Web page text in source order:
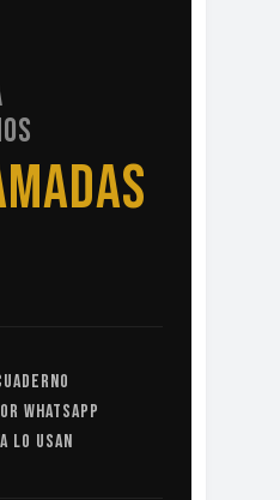
WHATSAPP
LO USAN